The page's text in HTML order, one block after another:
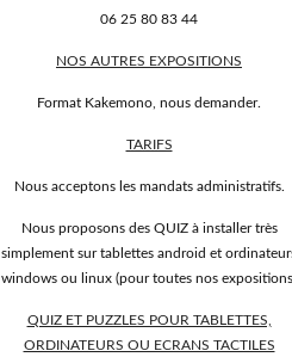
06 25 80 83 44
NOS AUTRES EXPOSITIONS
Format Kakemono, nous demander.
TARIFS
Nous acceptons les mandats administratifs.
Nous proposons des QUIZ à installer très
simplement sur tablettes android et
windows ou linux (pour toutes nos
QUIZ ET PUZZLES POUR TABLETTES,
ORDINATEURS OU ECRANS TACTILES